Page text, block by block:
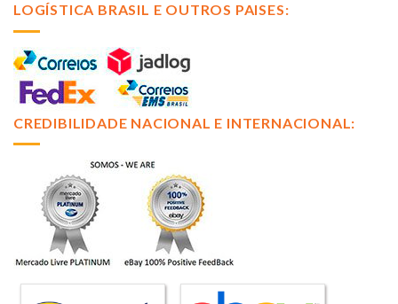
LOGÍSTICA BRASIL E OUTROS PAISES:
CREDIBILIDADE NACIONAL E INTERNACIONAL: